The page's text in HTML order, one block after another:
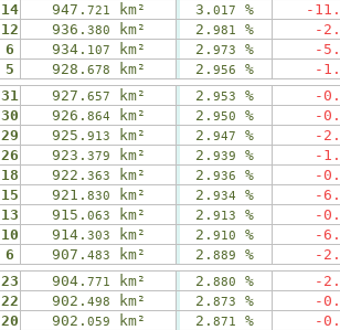
14
947. 721 km² 3. 017 % -11 .
12
936. 380 km² 2. 981 % -2 .
6
934. 107 km² 2. 973 % -5 .
5
928. 678 km² 2. 956 % -1 .
31 927. 657 km² 2. 953 % -0 .
30
926. 864 km² 2. 950 % -0 .
29
925. 913 km² 2. 947 % -2 .
26
923. 379 km² 2. 939 % -1 .
18
922. 363 km² 2. 936 % -0 .
15
921. 830 km² 2. 934 % -6 .
13
915. 063 km² 2. 913 % -0 .
10
914. 303 km² 2. 910 % -6 .
6
907. 483 km² 2. 889 % -2 .
23 904. 771 km² 2. 880 % -2 .
22
902. 498 km² 2. 873 % -0 .
20
902. 059 km² 2. 871 % -0 .